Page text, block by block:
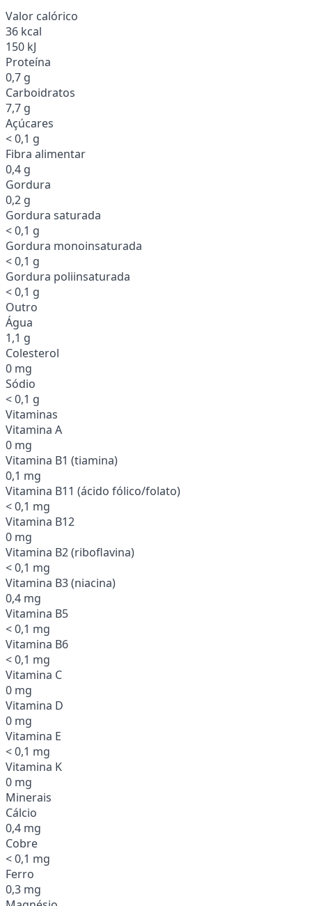
Valor calórico
36 kcal
150 kJ
Proteína
0,7 g
Carboidratos
7,7 g
Açúcares
< 0,1 g
Fibra alimentar
0,4 g
Gordura
0,2 g
Gordura saturada
< 0,1 g
Gordura monoinsaturada
< 0,1 g
Gordura poliinsaturada
< 0,1 g
Outro
Água
1,1 g
Colesterol
0 mg
Sódio
< 0,1 g
Vitaminas
Vitamina A
0 mg
Vitamina B1 (tiamina)
0,1 mg
Vitamina B11 (ácido fólico/folato)
< 0,1 mg
Vitamina B12
0 mg
Vitamina B2 (riboflavina)
< 0,1 mg
Vitamina B3 (niacina)
0,4 mg
Vitamina B5
< 0,1 mg
Vitamina B6
< 0,1 mg
Vitamina C
0 mg
Vitamina D
0 mg
Vitamina E
< 0,1 mg
Vitamina K
0 mg
Minerais
Cálcio
0,4 mg
Cobre
< 0,1 mg
Ferro
0,3 mg